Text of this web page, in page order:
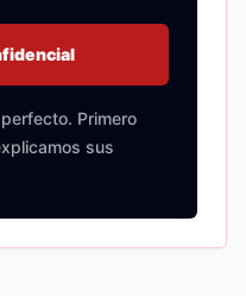
Primero
sus